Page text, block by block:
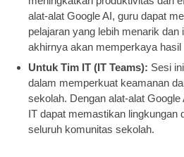
alat-alat Google AI, guru dapat
pelajaran yang lebih menarik dan
akhirnya akan memperkaya hasil
Untuk Tim IT (IT Teams): Sesi
dalam memperkuat keamanan
sekolah. Dengan alat-alat
IT dapat memastikan lingkungan
seluruh komunitas sekolah.